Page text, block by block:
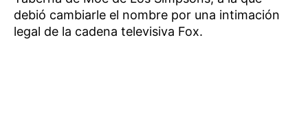
debió cambiarle el nombre por una intimación
legal de la cadena televisiva Fox.